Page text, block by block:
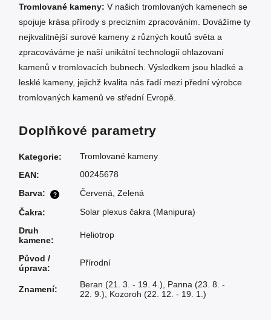
Tromlované kameny: V našich tromlovaných kamenech se
spojuje krása přírody s precizním zpracováním. Dovážíme ty
nejkvalitnější surové kameny z různých koutů světa a
zpracováváme je naší unikátní technologií ohlazovaní
kamenů v tromlovacích bubnech. Výsledkem jsou hladké a
lesklé kameny, jejichž kvalita nás řadí mezi přední výrobce
tromlovaných kamenů ve střední Evropě.
Doplňkové parametry
Kategorie:
Tromlované kameny
EAN: 00245678
?
Barva: Červená Zelená
Čakra:
Solar plexus čakra (Manipura)
Druh
kamene:
Heliotrop
Původ /
úprava:
Přírodní
Znamení: Beran (21. 3. - 19. 4.)
Panna (23. 8. -
22. 9.)
Kozoroh (22. 12. - 19. 1.)